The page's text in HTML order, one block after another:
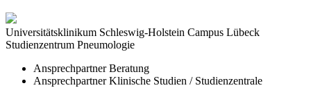
Universitätsklinikum Schleswig-Holstein Campus Lübeck
Studienzentrum Pneumologie
Ansprechpartner Beratung
Ansprechpartner Klinische Studien / Studienzentrale